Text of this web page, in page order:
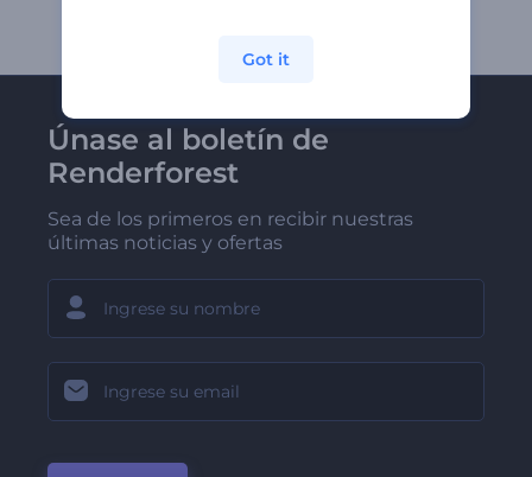
Únase al boletín de
Renderforest
Sea de los primeros en recibir nuestras
últimas noticias y ofertas
Got it